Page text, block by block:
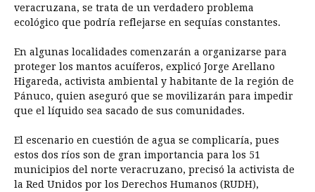
veracruzana, se trata de un verdadero problema
ecológico que podría reflejarse en sequías constantes.
En algunas localidades comenzarán a organizarse para
proteger los mantos acuíferos, explicó Jorge Arellano
Higareda, activista ambiental y habitante de la región de
Pánuco, quien aseguró que se movilizarán para impedir
que el líquido sea sacado de sus comunidades.
El escenario en cuestión de agua se complicaría, pues
estos dos ríos son de gran importancia para los 51
municipios del norte veracruzano, precisó la activista de
la Red Unidos por los Derechos Humanos (RUDH),